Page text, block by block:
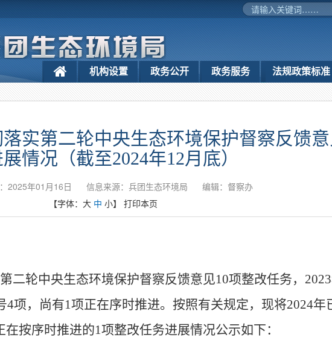
机构设置 政务公开 政务服务 法规政策标准
实第二轮中央生态环境保护督察反馈
情况（截至2024年12月底）
2025年01月16日 信息来源：兵团生态环境局
编辑：督察办
【字体： 大 中 小】 打印本页
二轮中央生态环境保护督察反馈意见10项整改任务， 2023
4项，尚有1项正在序时推进。按照有关规定，现将2024年
在按序时推进的1项整改任务进展情况公示如下：